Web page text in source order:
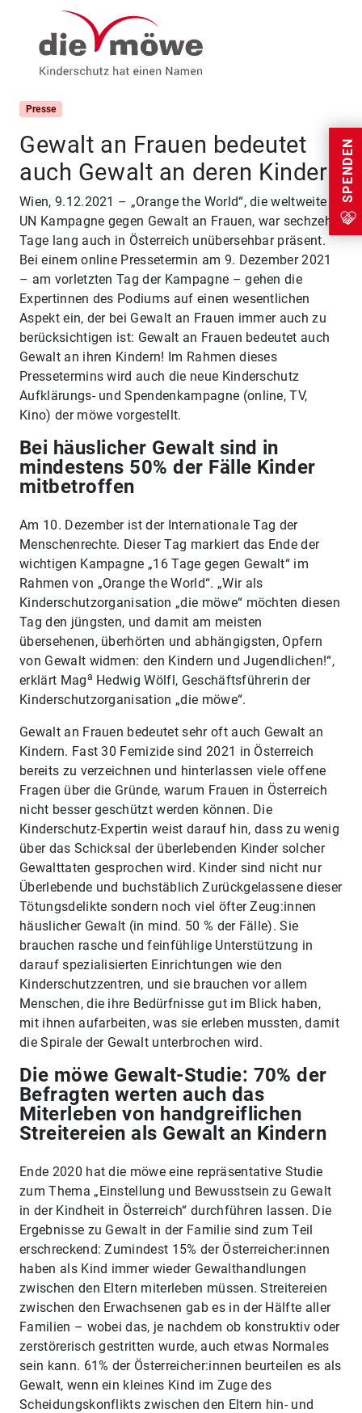
Weiter zum Inhalt
SPENDEN
Presse
Gewalt an Frauen bedeutet
auch Gewalt an deren Kindern
Wien, 9.12.2021 – „Orange the World“, die weltweite
UN Kampagne gegen Gewalt an Frauen, war sechzehn
Tage lang auch in Österreich unübersehbar präsent.
Bei einem online Pressetermin am 9. Dezember 2021
– am vorletzten Tag der Kampagne – gehen die
Expertinnen des Podiums auf einen wesentlichen
Aspekt ein, der bei Gewalt an Frauen immer auch zu
berücksichtigen ist: Gewalt an Frauen bedeutet auch
Gewalt an ihren Kindern! Im Rahmen dieses
Pressetermins wird auch die neue Kinderschutz
Aufklärungs- und Spendenkampagne (online, TV,
Kino) der möwe vorgestellt.
Bei häuslicher Gewalt sind in
mindestens 50% der Fälle Kinder
mitbetroffen
Am 10. Dezember ist der Internationale Tag der
Menschenrechte. Dieser Tag markiert das Ende der
wichtigen Kampagne „16 Tage gegen Gewalt“ im
Rahmen von „Orange the World“. „Wir als
Kinderschutzorganisation „die möwe“ möchten diesen
Tag den jüngsten, und damit am meisten
übersehenen, überhörten und abhängigsten, Opfern
von Gewalt widmen: den Kindern und Jugendlichen!“,
erklärt Maga Hedwig Wölfl, Geschäftsführerin der
Kinderschutzorganisation „die möwe“.
Gewalt an Frauen bedeutet sehr oft auch Gewalt an
Kindern. Fast 30 Femizide sind 2021 in Österreich
bereits zu verzeichnen und hinterlassen viele offene
Fragen über die Gründe, warum Frauen in Österreich
nicht besser geschützt werden können. Die
Kinderschutz-Expertin weist darauf hin, dass zu wenig
über das Schicksal der überlebenden Kinder solcher
Gewalttaten gesprochen wird. Kinder sind nicht nur
Überlebende und buchstäblich Zurückgelassene dieser
Tötungsdelikte sondern noch viel öfter Zeug:innen
häuslicher Gewalt (in mind. 50 % der Fälle). Sie
brauchen rasche und feinfühlige Unterstützung in
darauf spezialisierten Einrichtungen wie den
Kinderschutzzentren, und sie brauchen vor allem
Menschen, die ihre Bedürfnisse gut im Blick haben,
mit ihnen aufarbeiten, was sie erleben mussten, damit
die Spirale der Gewalt unterbrochen wird.
Die möwe Gewalt-Studie: 70% der
Befragten werten auch das
Miterleben von handgreiflichen
Streitereien als Gewalt an Kindern
Ende 2020 hat die möwe eine repräsentative Studie
zum Thema „Einstellung und Bewusstsein zu Gewalt
in der Kindheit in Österreich“ durchführen lassen. Die
Ergebnisse zu Gewalt in der Familie sind zum Teil
erschreckend: Zumindest 15% der Österreicher:innen
haben als Kind immer wieder Gewalthandlungen
zwischen den Eltern miterleben müssen. Streitereien
zwischen den Erwachsenen gab es in der Hälfte aller
Familien – wobei das, je nachdem ob konstruktiv oder
zerstörerisch gestritten wurde, auch etwas Normales
sein kann. 61% der Österreicher:innen beurteilen es als
Gewalt, wenn ein kleines Kind im Zuge des
Scheidungskonflikts zwischen den Eltern hin- und